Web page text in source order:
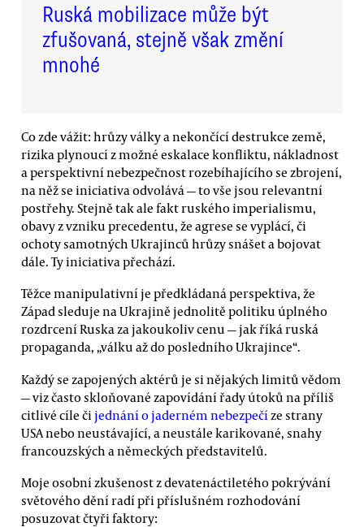
Ruská mobilizace může být
zfušovaná, stejně však změní
mnohé
Co zde vážit: hrůzy války a nekončící destrukce země,
rizika plynoucí z možné eskalace konfliktu, nákladnost
a perspektivní nebezpečnost rozebíhajícího se zbrojení,
na něž se iniciativa odvolává — to vše jsou relevantní
postřehy. Stejně tak ale fakt ruského imperialismu,
obavy z vzniku precedentu, že agrese se vyplácí, či
ochoty samotných Ukrajinců hrůzy snášet a bojovat
dále. Ty iniciativa přechází.
Těžce manipulativní je předkládaná perspektiva, že
Západ sleduje na Ukrajině jednolitě politiku úplného
rozdrcení Ruska za jakoukoliv cenu — jak říká ruská
propaganda, „válku až do posledního Ukrajince“.
Každý se zapojených aktérů je si nějakých limitů vědom
— viz často skloňované zapovídání řady útoků na příliš
citlivé cíle či jednání o jaderném nebezpečí ze strany
USA nebo neustávající, a neustále karikované, snahy
francouzských a německých představitelů.
Moje osobní zkušenost z devatenáctiletého pokrývání
světového dění radí při příslušném rozhodování
posuzovat čtyři faktory: